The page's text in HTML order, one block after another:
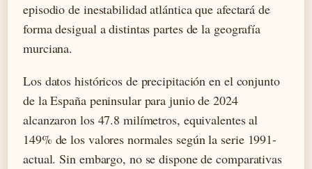
episodio de inestabilidad atlántica que afectará de
forma desigual a distintas partes de la geografía
murciana.
Los datos históricos de precipitación en el conjunto
de la España peninsular para junio de 2024
alcanzaron los 47.8 milímetros, equivalentes al
149% de los valores normales según la serie 1991-
actual. Sin embargo, no se dispone de comparativas